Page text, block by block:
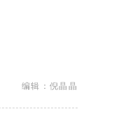
编辑：倪晶晶